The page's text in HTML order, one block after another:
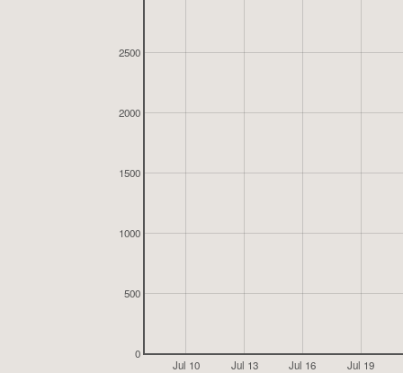
Jul 10 Jul 13 Jul 16 Jul 19
0
500
1000
1500
2000
2500